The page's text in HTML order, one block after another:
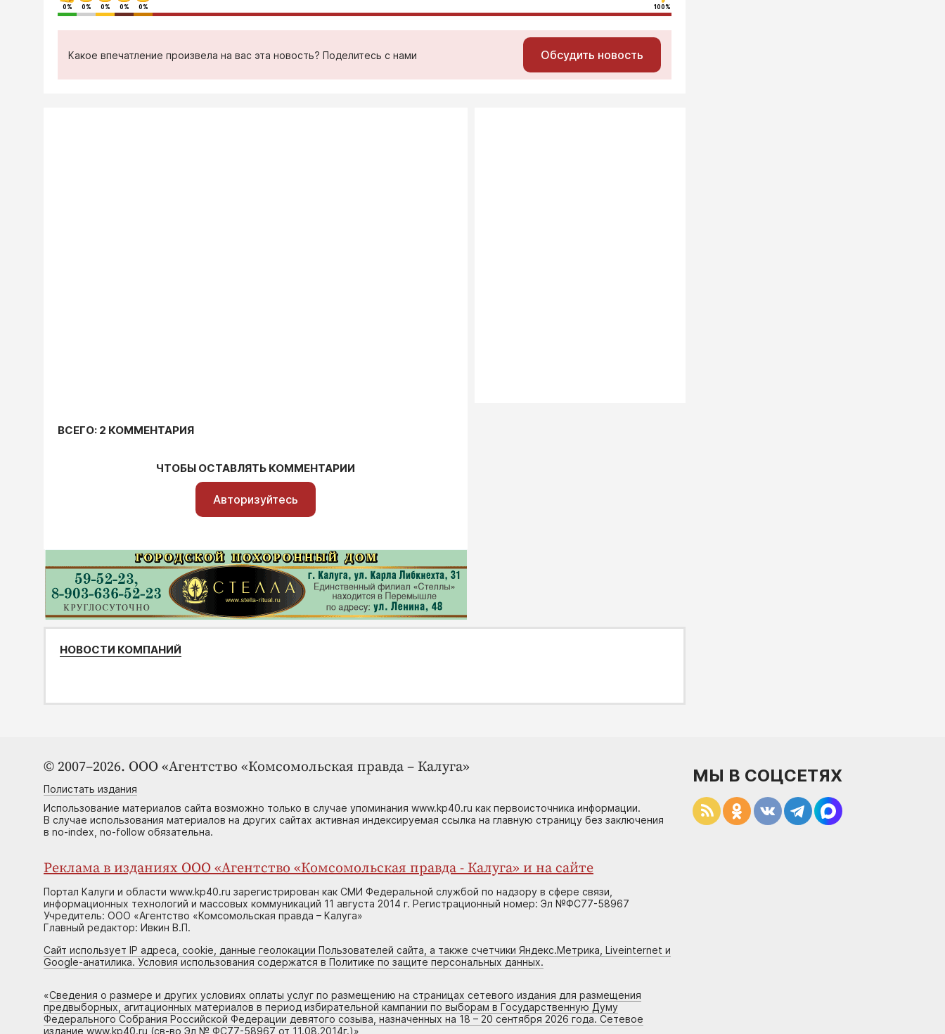
0% 0% 0% 0% 0% 100%
Какое впечатление произвела на вас эта новость? Поделитесь с нами Обсудить новость
ВСЕГО: 2 КОММЕНТАРИЯ
ЧТОБЫ ОСТАВЛЯТЬ КОММЕНТАРИИ
Авторизуйтесь
НОВОСТИ КОМПАНИЙ
© 2007–2026. ООО «Агентство «Комсомольская правда – Калуга»
Полистать издания
Использование материалов сайта возможно только в случае упоминания www.kp40.ru как первоисточника информации.
В случае использования материалов на других сайтах активная индексируемая ссылка на главную страницу без заключения
в no-index, no-follow обязательна.
Реклама в изданиях ООО «Агентство «Комсомольская правда - Калуга» и на сайте
Портал Калуги и области www.kp40.ru зарегистрирован как СМИ Федеральной службой по надзору в сфере связи,
информационных технологий и массовых коммуникаций 11 августа 2014 г. Регистрационный номер: Эл №ФС77-58967
Учредитель: ООО «Агентство «Комсомольская правда – Калуга»
Главный редактор: Ивкин В.П.
Сайт использует IP адреса, cookie, данные геолокации Пользователей сайта, а также счетчики Яндекс.Метрика, Liveinternet и
Google-анатилика. Условия использования содержатся в Политике по защите персональных данных.
«Сведения о размере и других условиях оплаты услуг по размещению на страницах сетевого издания для размещения
предвыборных, агитационных материалов в период избирательной кампании по выборам в Государственную Думу
Федерального Собрания Российской Федерации девятого созыва, назначенных на 18 – 20 сентября 2026 года. Сетевое
издание www.kp40.ru (св-во Эл № ФС77-58967 от 11.08.2014г.)»
МЫ В СОЦСЕТЯХ